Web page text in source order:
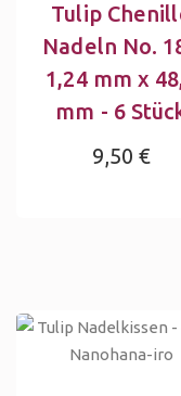
Tulip
Nadeln No.
1,24 mm x
mm - 6
9,50 €